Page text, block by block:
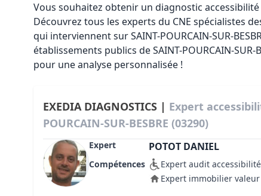
Vous souhaitez obtenir un diagnostic accessibilité
Découvrez tous les experts du CNE spécialistes
qui interviennent sur SAINT-POURCAIN-SUR-
établissements publics de SAINT-POURCAIN-
pour une analyse personnalisée !
EXEDIA DIAGNOSTICS | Expert
POURCAIN-SUR-BESBRE (03290)
Expert POTOT DANIEL
Compétences
Expert audit
Expert immobilier